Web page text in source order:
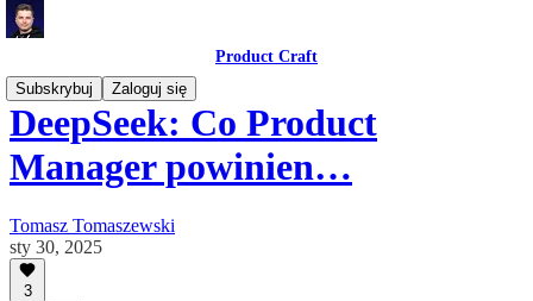
Product Craft
Subskrybuj
Zaloguj się
DeepSeek: Co Product
Manager powinien…
Tomasz Tomaszewski
sty 30, 2025
3